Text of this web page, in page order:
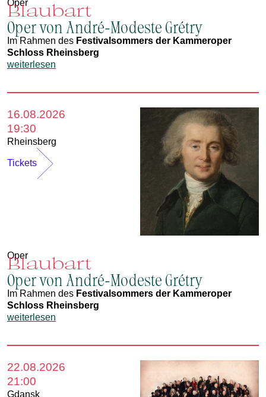
Oper
Blaubart
Oper von André-Modeste Grétry
Im Rahmen des Festivalsommers der Kammeroper
Schloss Rheinsberg
weiterlesen
16.08.2026
19:30
Rheinsberg
Tickets
Oper
Blaubart
Oper von André-Modeste Grétry
Im Rahmen des Festivalsommers der Kammeroper
Schloss Rheinsberg
weiterlesen
22.08.2026
21:00
Gdansk